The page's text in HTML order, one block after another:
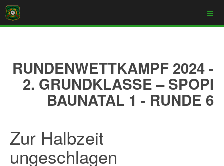
RUNDENWETTKAMPF 2024 -
2. GRUNDKLASSE – SPOPI
BAUNATAL 1 - RUNDE 6
Zur Halbzeit
ungeschlagen